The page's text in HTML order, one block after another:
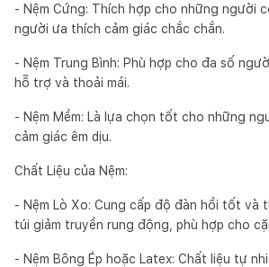
- Nệm Cứng: Thích hợp cho những người
người ưa thích cảm giác chắc chắn.
- Nệm Trung Bình: Phù hợp cho đa số
hỗ trợ và thoải mái.
- Nệm Mềm: Là lựa chọn tốt cho những
cảm giác êm dịu.
Chất Liệu của Nệm:
- Nệm Lò Xo: Cung cấp độ đàn hồi tốt và
túi giảm truyền rung động, phù hợp cho
- Nệm Bông Ép hoặc Latex: Chất liệu tự